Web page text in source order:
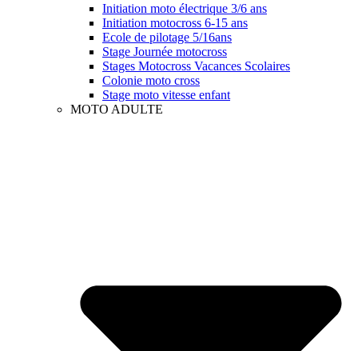
Initiation moto électrique 3/6 ans
Initiation motocross 6-15 ans
Ecole de pilotage 5/16ans
Stage Journée motocross
Stages Motocross Vacances Scolaires
Colonie moto cross
Stage moto vitesse enfant
MOTO ADULTE